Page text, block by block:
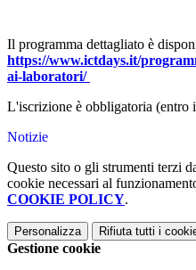
Il programma dettagliato è
https://www.ictdays.it/
ai-laboratori/
L'iscrizione è obbligatoria (entro
Notizie
Questo sito o gli strumenti terzi
cookie necessari al
COOKIE POLICY.
Personalizza Rifiuta tutti i
Gestione cookie